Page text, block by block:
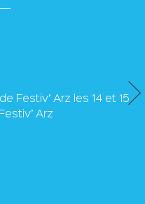
Festiv’ Arz les 14 et 15
Arz